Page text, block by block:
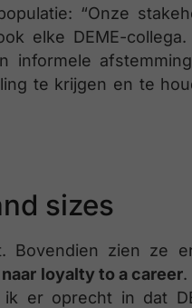
“Onze
elke DEME-
informele
te krijgen en te
sizes
Bovendien zien ze
loyalty to a career.
er oprecht in dat